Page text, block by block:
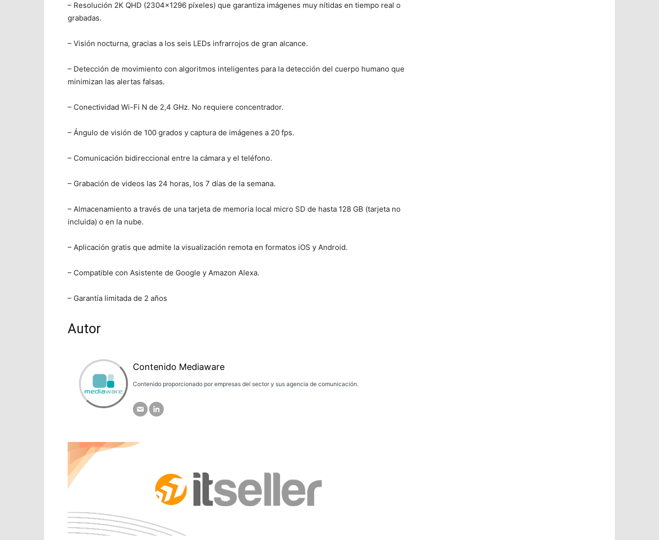
– Resolución 2K QHD (2304×1296 píxeles) que garantiza imágenes muy nítidas en tiempo real o
grabadas.
– Visión nocturna, gracias a los seis LEDs infrarrojos de gran alcance.
– Detección de movimiento con algoritmos inteligentes para la detección del cuerpo humano que
minimizan las alertas falsas.
– Conectividad Wi-Fi N de 2,4 GHz. No requiere concentrador.
– Ángulo de visión de 100 grados y captura de imágenes a 20 fps.
– Comunicación bidireccional entre la cámara y el teléfono.
– Grabación de videos las 24 horas, los 7 días de la semana.
– Almacenamiento a través de una tarjeta de memoria local micro SD de hasta 128 GB (tarjeta no
incluida) o en la nube.
– Aplicación gratis que admite la visualización remota en formatos iOS y Android.
– Compatible con Asistente de Google y Amazon Alexa.
– Garantía limitada de 2 años
Autor
Contenido Mediaware
Contenido proporcionado por empresas del sector y sus agencia de comunicación.